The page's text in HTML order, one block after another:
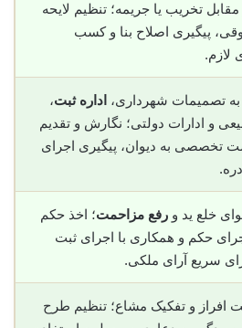
تخریب یا جریمه؛ تنظیم لایحه
پیگیری اصلاح بنا و کسب
لازم.
تصمیمات شهرداری، اداره ثبت،
و ادارات دولتی؛ نگارش و تقدیم
تخصصی به دیوان، پیگیری اجرای
خلع ید و رفع مزاحمت؛ اخذ حکم
حکم و همکاری با اجرای ثبت
سریع آرای ملکی.
افراز و تفکیک مشاع؛ تنظیم طرح